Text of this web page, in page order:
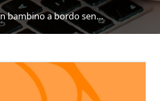
Incidente con bambino a bordo senza seggiolino: l’assicurazione non risarcisce